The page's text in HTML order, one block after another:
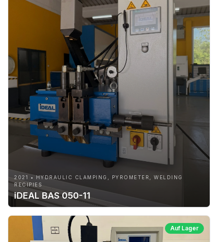
2021 • HYDRAULIC CLAMPING, PYROMETER, WELDING
RECIPIES
iDEAL BAS 050-11
Auf Lager